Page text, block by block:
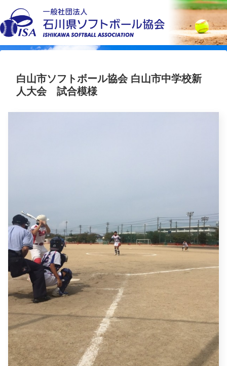
白山市ソフトボール協会 白山市中学校新
人大会 試合模様